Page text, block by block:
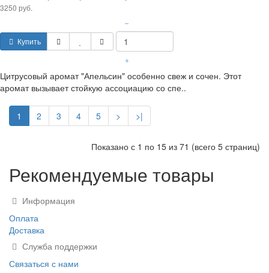
3250 руб.
Купить
–
+
Цитрусовый аромат "Апельсин" особенно свеж и сочен. Этот
аромат вызывает стойкую ассоциацию со спе..
1 2 3 4 5 > >|
Показано с 1 по 15 из 71 (всего 5 страниц)
Рекомендуемые товары
Информация
Оплата
Доставка
Служба поддержки
Связаться с нами